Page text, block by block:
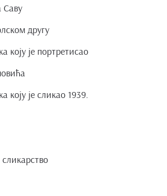
Саву
другу
коју је портретисао
коју је сликао 1939.